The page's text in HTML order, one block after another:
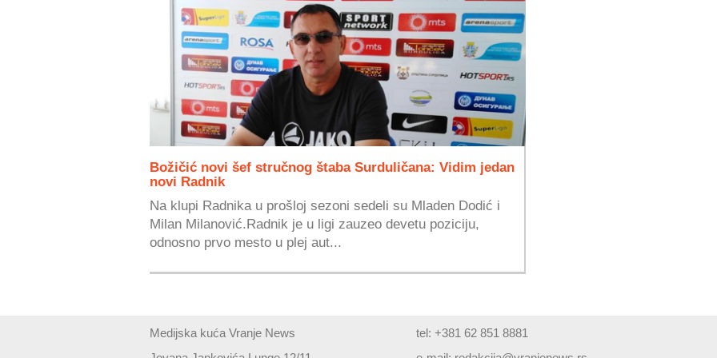
Božičić novi šef stručnog štaba Surduličana: Vidim jedan
novi Radnik
Na klupi Radnika u prošloj sezoni sedeli su Mladen Dodić i
Milan Milanović.Radnik je u ligi zauzeo devetu poziciju,
odnosno prvo mesto u plej aut...
Medijska kuća Vranje News
tel: +381 62 851 8881